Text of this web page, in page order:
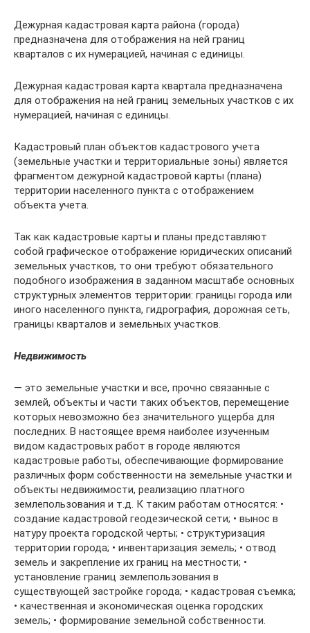
Дежурная кадастровая карта района (города)
предназначена для отображения на ней границ
кварталов с их нумерацией, начиная с единицы.
Дежурная кадастровая карта квартала предназначена
для отображения на ней границ земельных участков с их
нумерацией, начиная с единицы.
Кадастровый план объектов кадастрового учета
(земельные участки и территориальные зоны) является
фрагментом дежурной кадастровой карты (плана)
территории населенного пункта с отображением
объекта учета.
Так как кадастровые карты и планы представляют
собой графическое отображение юридических описаний
земельных участков, то они требуют обязательного
подобного изображения в заданном масштабе основных
структурных элементов территории: границы города или
иного населенного пункта, гидрография, дорожная сеть,
границы кварталов и земельных участков.
Недвижимость
— это земельные участки и все, прочно связанные с
землей, объекты и части таких объектов, перемещение
которых невозможно без значительного ущерба для
последних. В настоящее время наиболее изученным
видом кадастровых работ в городе являются
кадастровые работы, обеспечивающие формирование
различных форм собственности на земельные участки и
объекты недвижимости, реализацию платного
землепользования и т.д. К таким работам относятся: •
создание кадастровой геодезической сети; • вынос в
натуру проекта городской черты; • структуризация
территории города; • инвентаризация земель; • отвод
земель и закрепление их границ на местности; •
установление границ землепользования в
существующей застройке города; • кадастровая съемка;
• качественная и экономическая оценка городских
земель; • формирование земельной собственности.